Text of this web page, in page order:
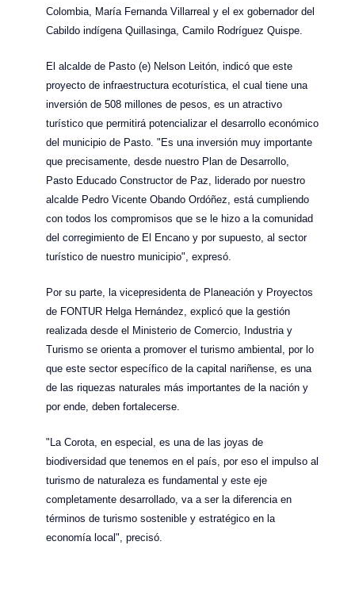
Colombia, María Fernanda Villarreal y el ex gobernador del
Cabildo indígena Quillasinga, Camilo Rodríguez Quispe.
El alcalde de Pasto (e) Nelson Leitón, indicó que este
proyecto de infraestructura ecoturística, el cual tiene una
inversión de 508 millones de pesos, es un atractivo
turístico que permitirá potencializar el desarrollo económico
del municipio de Pasto. "Es una inversión muy importante
que precisamente, desde nuestro Plan de Desarrollo,
Pasto Educado Constructor de Paz, liderado por nuestro
alcalde Pedro Vicente Obando Ordóñez, está cumpliendo
con todos los compromisos que se le hizo a la comunidad
del corregimiento de El Encano y por supuesto, al sector
turístico de nuestro municipio", expresó.
Por su parte, la vicepresidenta de Planeación y Proyectos
de FONTUR Helga Hernández, explicó que la gestión
realizada desde el Ministerio de Comercio, Industria y
Turismo se orienta a promover el turismo ambiental, por lo
que este sector específico de la capital nariñense, es una
de las riquezas naturales más importantes de la nación y
por ende, deben fortalecerse.
"La Corota, en especial, es una de las joyas de
biodiversidad que tenemos en el país, por eso el impulso al
turismo de naturaleza es fundamental y este eje
completamente desarrollado, va a ser la diferencia en
términos de turismo sostenible y estratégico en la
economía local", precisó.